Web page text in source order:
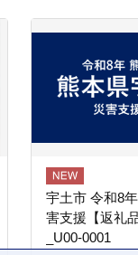
宇土市 令和8
害支援【返礼
_U00-0001